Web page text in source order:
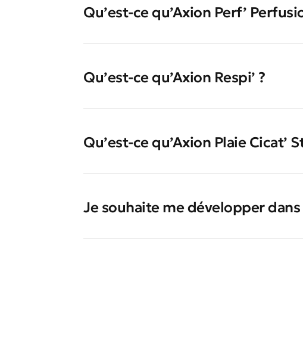
Qu’est-ce qu’Axion Perf’
Qu’est-ce qu’Axion Respi’ ?
Qu’est-ce qu’Axion Plaie Cicat’
Je souhaite me développer